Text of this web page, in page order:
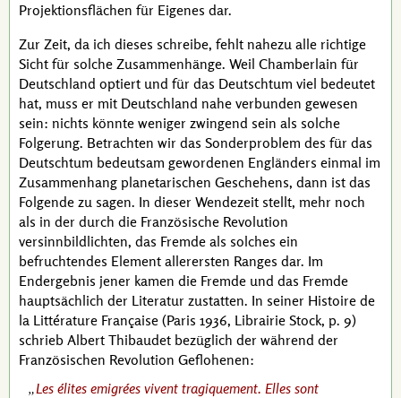
Projektionsflächen für Eigenes dar.
Zur Zeit, da ich dieses schreibe, fehlt nahezu alle richtige
Sicht für solche Zusammenhänge. Weil Chamberlain für
Deutschland optiert und für das Deutschtum viel bedeutet
hat, muss er mit Deutschland nahe verbunden gewesen
sein: nichts könnte weniger zwingend sein als solche
Folgerung. Betrachten wir das Sonderproblem des für das
Deutschtum bedeutsam gewordenen Engländers einmal im
Zusammenhang planetarischen Geschehens, dann ist das
Folgende zu sagen. In dieser Wendezeit stellt, mehr noch
als in der durch die Französische Revolution
versinnbildlichten, das Fremde als solches ein
befruchtendes Element allerersten Ranges dar. Im
Endergebnis jener kamen die Fremde und das Fremde
hauptsächlich der Literatur zustatten. In seiner Histoire de
la Littérature Française (Paris 1936, Librairie Stock, p. 9)
schrieb Albert Thibaudet bezüglich der während der
Französischen Revolution Geflohenen:
Les élites emigrées vivent tragiquement. Elles sont